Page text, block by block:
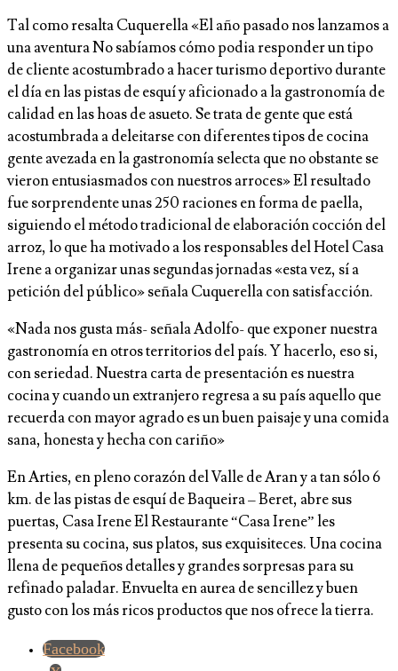
Tal como resalta Cuquerella «El año pasado nos lanzamos a
una aventura No sabíamos cómo podia responder un tipo
de cliente acostumbrado a hacer turismo deportivo durante
el día en las pistas de esquí y aficionado a la gastronomía de
calidad en las hoas de asueto. Se trata de gente que está
acostumbrada a deleitarse con diferentes tipos de cocina
gente avezada en la gastronomía selecta que no obstante se
vieron entusiasmados con nuestros arroces» El resultado
fue sorprendente unas 250 raciones en forma de paella,
siguiendo el método tradicional de elaboración cocción del
arroz, lo que ha motivado a los responsables del Hotel Casa
Irene a organizar unas segundas jornadas «esta vez, sí a
petición del público» señala Cuquerella con satisfacción.
«Nada nos gusta más- señala Adolfo- que exponer nuestra
gastronomía en otros territorios del país. Y hacerlo, eso si,
con seriedad. Nuestra carta de presentación es nuestra
cocina y cuando un extranjero regresa a su país aquello que
recuerda con mayor agrado es un buen paisaje y una comida
sana, honesta y hecha con cariño»
En Arties, en pleno corazón del Valle de Aran y a tan sólo 6
km. de las pistas de esquí de Baqueira – Beret, abre sus
puertas, Casa Irene El Restaurante “Casa Irene” les
presenta su cocina, sus platos, sus exquisiteces. Una cocina
llena de pequeños detalles y grandes sorpresas para su
refinado paladar. Envuelta en aurea de sencillez y buen
gusto con los más ricos productos que nos ofrece la tierra.
Facebook